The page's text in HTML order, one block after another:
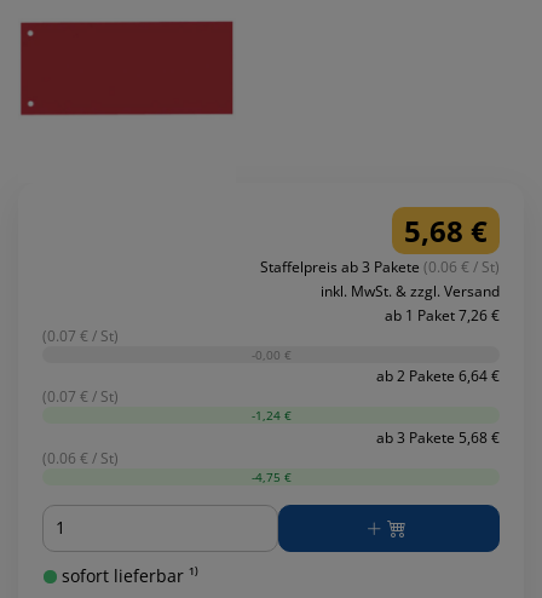
5,68 €
Staffelpreis ab 3 Pakete (0.06 € / St)
inkl. MwSt. & zzgl. Versand
ab 1 Paket 7,26 €
(0.07 € / St)
-0,00 €
ab 2 Pakete 6,64 €
(0.07 € / St)
-1,24 €
ab 3 Pakete 5,68 €
(0.06 € / St)
-4,75 €
Menge
sofort lieferbar ¹⁾